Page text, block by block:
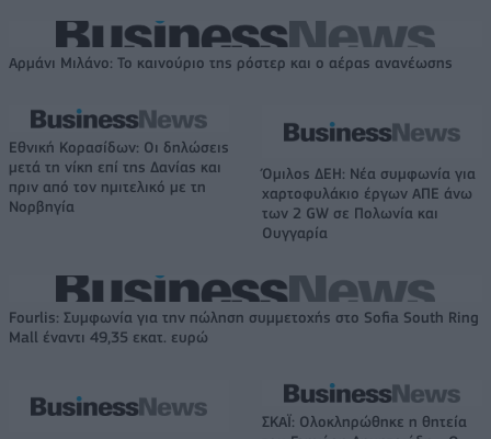
Αρμάνι Μιλάνο: Το καινούριο της ρόστερ και ο αέρας ανανέωσης
Εθνική Κορασίδων: Οι δηλώσεις
μετά τη νίκη επί της Δανίας και
πριν από τον ημιτελικό με τη
Νορβηγία
Όμιλος ΔΕΗ: Νέα συμφωνία για
χαρτοφυλάκιο έργων ΑΠΕ άνω
των 2 GW σε Πολωνία και
Ουγγαρία
Fourlis: Συμφωνία για την πώληση συμμετοχής στο Sofia South Ring
Mall έναντι 49,35 εκατ. ευρώ
ΣΚΑΪ: Ολοκληρώθηκε η θητεία